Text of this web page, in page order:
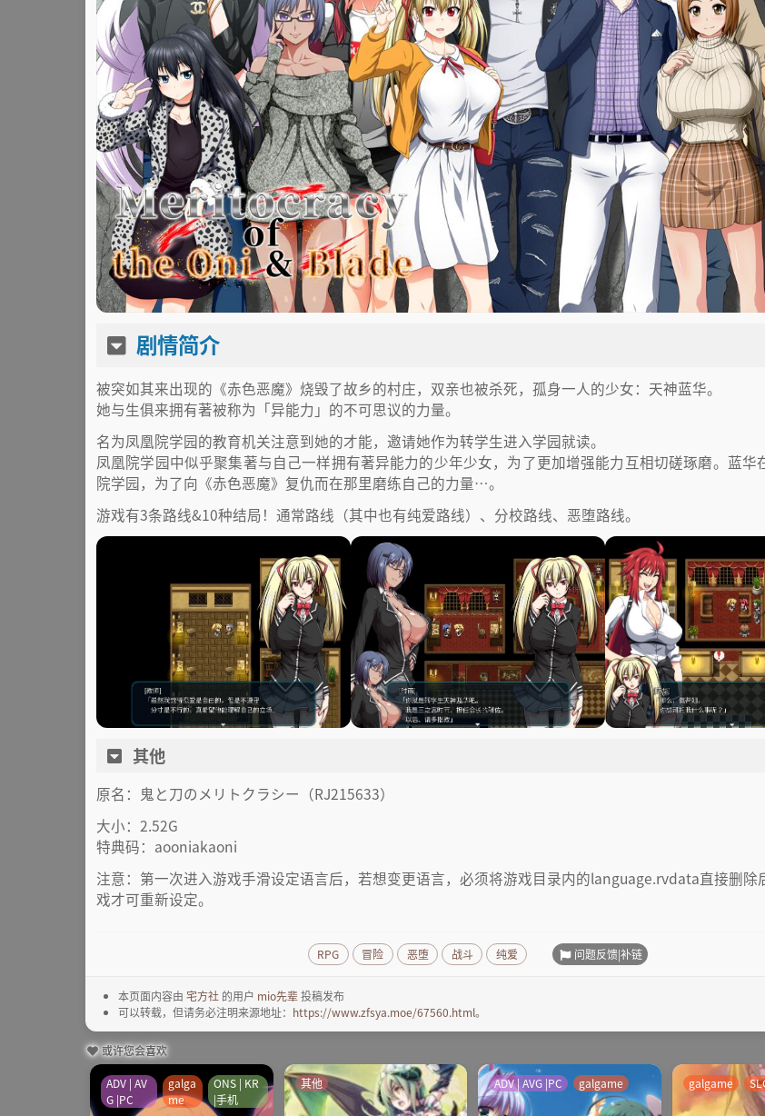
剧情简介
被突如其来出现的《赤色恶魔》烧毁了故乡的村庄，双亲也被杀死，孤身一人的少女：天神蓝华。
她与生俱来拥有著被称为「异能力」的不可思议的力量。
名为凤凰院学园的教育机关注意到她的才能，邀请她作为转学生进入学园就读。
凤凰院学园中似乎聚集著与自己一样拥有著异能力的少年少女，为了更加增强能力互相切磋琢磨。蓝华
院学园，为了向《赤色恶魔》复仇而在那里磨练自己的力量…。
游戏有3条路线&10种结局！通常路线（其中也有纯爱路线）、分校路线、恶堕路线。
其他
原名：鬼と刀のメリトクラシー（RJ215633）
大小：2.52G
特典码：aooniakaoni
注意：第一次进入游戏手滑设定语言后，若想变更语言，必须将游戏目录内的language.rvdata直接删除
戏才可重新设定。
RPG 冒险 恶堕 战斗 纯爱 问题反馈|补链
本页面内容由 宅方社 的用户 mio先辈投稿发布
可以转载，但请务必注明来源地址： https://www.zfsya.moe/67560.html。
或许您会喜欢
ADV | AV
G |PC
galga
me
ONS | KR
|手机
其他 ADV | AVG |PC galgame galgame